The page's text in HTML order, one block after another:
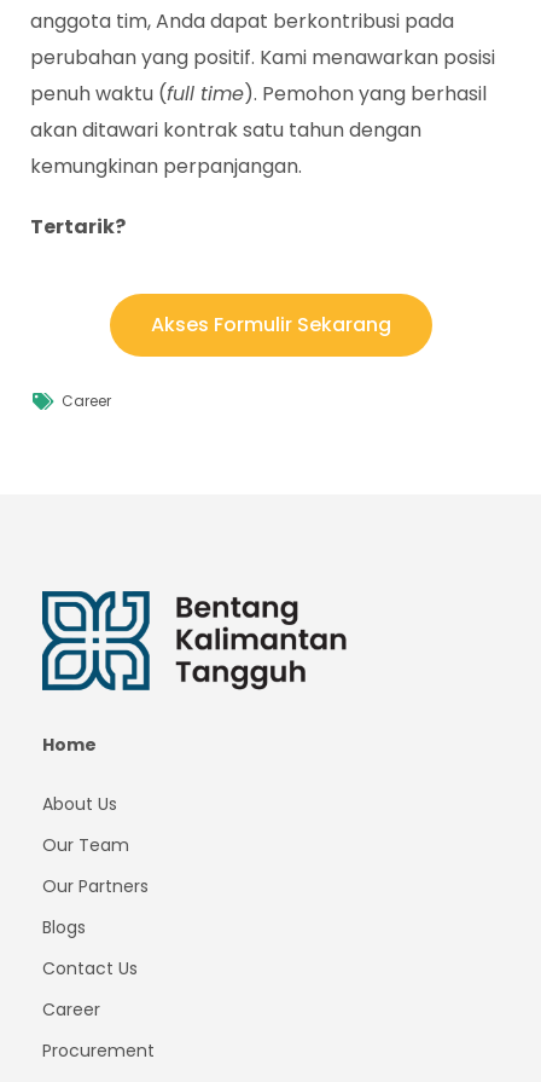
anggota tim, Anda dapat berkontribusi pada
perubahan yang positif. Kami menawarkan posisi
penuh waktu (full time). Pemohon yang berhasil
akan ditawari kontrak satu tahun dengan
kemungkinan perpanjangan.
Tertarik?
Akses Formulir Sekarang
Career
Home
About Us
Our Team
Our Partners
Blogs
Contact Us
Career
Procurement